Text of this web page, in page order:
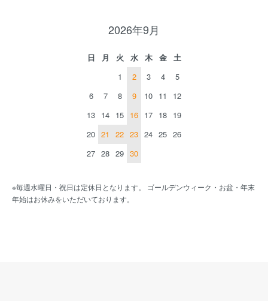
2026年9月
日 月 火 水 木 金
土
1
2 3 4
5
6
7 8 9 10 11
12
13 14 15 16 17 18 19
20 21 22 23 24 25 26
27 28 29 30
※毎週水曜日・祝日は定休日となります。 ゴールデンウィーク・お盆・年末
年始はお休みをいただいております。